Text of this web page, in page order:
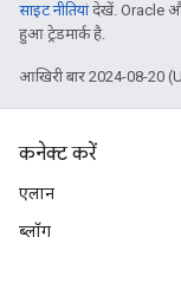
साइट नीतियांदेखें. Oracle
हुआ ट्रेडमार्क है.
आखिरी बार 2024-08-20
कनेक्ट करें
एलान
ब्लॉग